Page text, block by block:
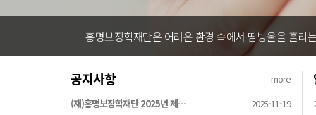
홍명보장학재단은 어려운 환경 속에서 땀방울을 흘리
공지사항
more
(재)홍명보장학재단 2025년 제…
2025-11-19